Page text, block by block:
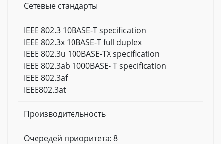
Сетевые стандарты
IEEE 802.3 10BASE-T specification
IEEE 802.3x 10BASE-T full duplex
IEEE 802.3u 100BASE-TX specification
IEEE 802.3ab 1000BASE- T specification
IEEE 802.3af
IEEE802.3at
Производительность
Очередей приоритета: 8